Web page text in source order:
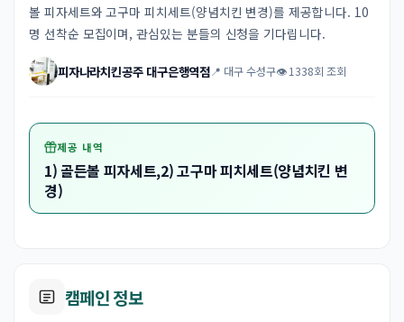
볼 피자세트와 고구마 피치세트(양념치킨 변경)를 제공합니다. 10
명 선착순 모집이며, 관심있는 분들의 신청을 기다립니다.
피자나라치킨공주 대구은행역점📍 대구 수성구👁 1338회 조회
제공 내역
1) 골든볼 피자세트,2) 고구마 피치세트(양념치킨 변
경)
캠페인 정보